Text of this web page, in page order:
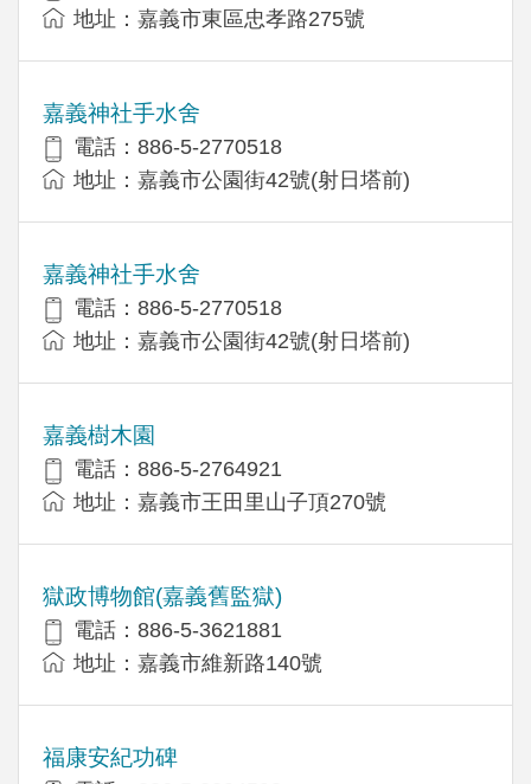
地址：嘉義市東區忠孝路275號
嘉義神社手水舍
電話：886-5-2770518
地址：嘉義市公園街42號(射日塔前)
嘉義神社手水舍
電話：886-5-2770518
地址：嘉義市公園街42號(射日塔前)
嘉義樹木園
電話：886-5-2764921
地址：嘉義市王田里山子頂270號
獄政博物館(嘉義舊監獄)
電話：886-5-3621881
地址：嘉義市維新路140號
福康安紀功碑